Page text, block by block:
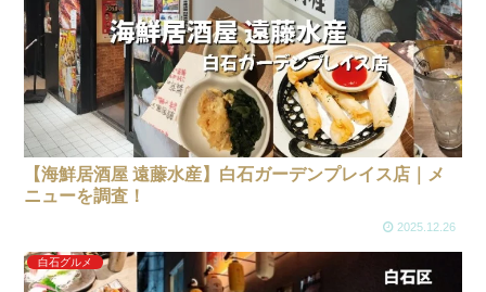
【海鮮居酒屋 遠藤水産】白石ガーデンプレイス店｜メ
ニューを調査！
2025.12.26
白石グルメ